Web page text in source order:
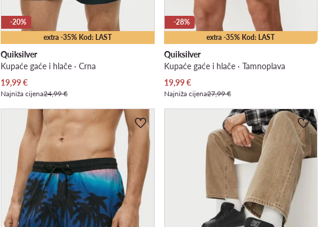
extra -35% Kod: LAST
-20%
Quiksilver
Kupaće gaće i hlače · Crna
Trenutna cijena
19,99€
Najniža cijena24,99 €
extra -35% Kod: LAST
-28%
Quiksilver
Kupaće gaće i hlače · Tamnoplava
Trenutna cijena
19,99€
Najniža cijena27,99 €